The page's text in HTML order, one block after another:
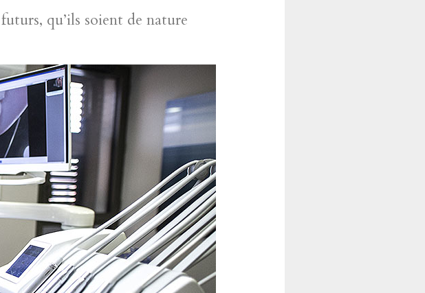
qu’ils soient de nature